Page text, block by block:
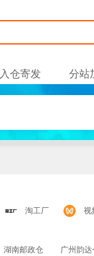
入仓寄发 分站
淘工厂
视
湖南邮政仓 广州韵达